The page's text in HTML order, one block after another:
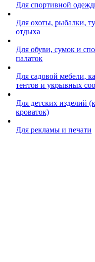
Для спортивной
Для охоты, рыбалки,
отдыха
Для обуви, сумок и
палаток
Для садовой мебели,
тентов и укрывных
Для детских изделий
кроваток)
Для рекламы и печати